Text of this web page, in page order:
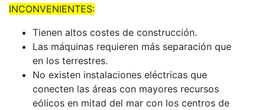
INCONVENIENTES:
Tienen altos costes de construcción.
Las máquinas requieren más separación que
en los terrestres.
No existen instalaciones eléctricas que
conecten las áreas con mayores recursos
eólicos en mitad del mar con los centros de